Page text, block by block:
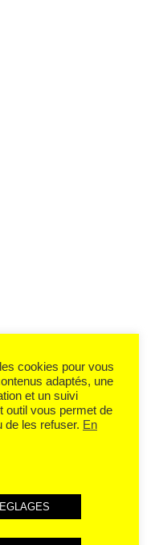
cookies pour vous
adaptés, une
et un suivi
outil vous permet de
de les refuser. En